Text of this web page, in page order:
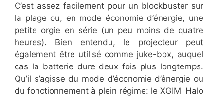
C’est assez facilement pour un blockbuster sur
la plage ou, en mode économie d’énergie, une
petite orgie en série (un peu moins de quatre
heures). Bien entendu, le projecteur peut
également être utilisé comme juke-box, auquel
cas la batterie dure deux fois plus longtemps.
Qu’il s’agisse du mode d’économie d’énergie ou
du fonctionnement à plein régime: le XGIMI Halo